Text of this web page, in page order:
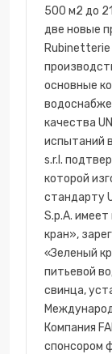
500 м2 до
две новые
Rubinetterie
основные
качества
испытаний
s.r.l.
которой
стандарту
S.p.A.
кран»,
«Зеленый
питьевой
свинца,
Компания
спонсором